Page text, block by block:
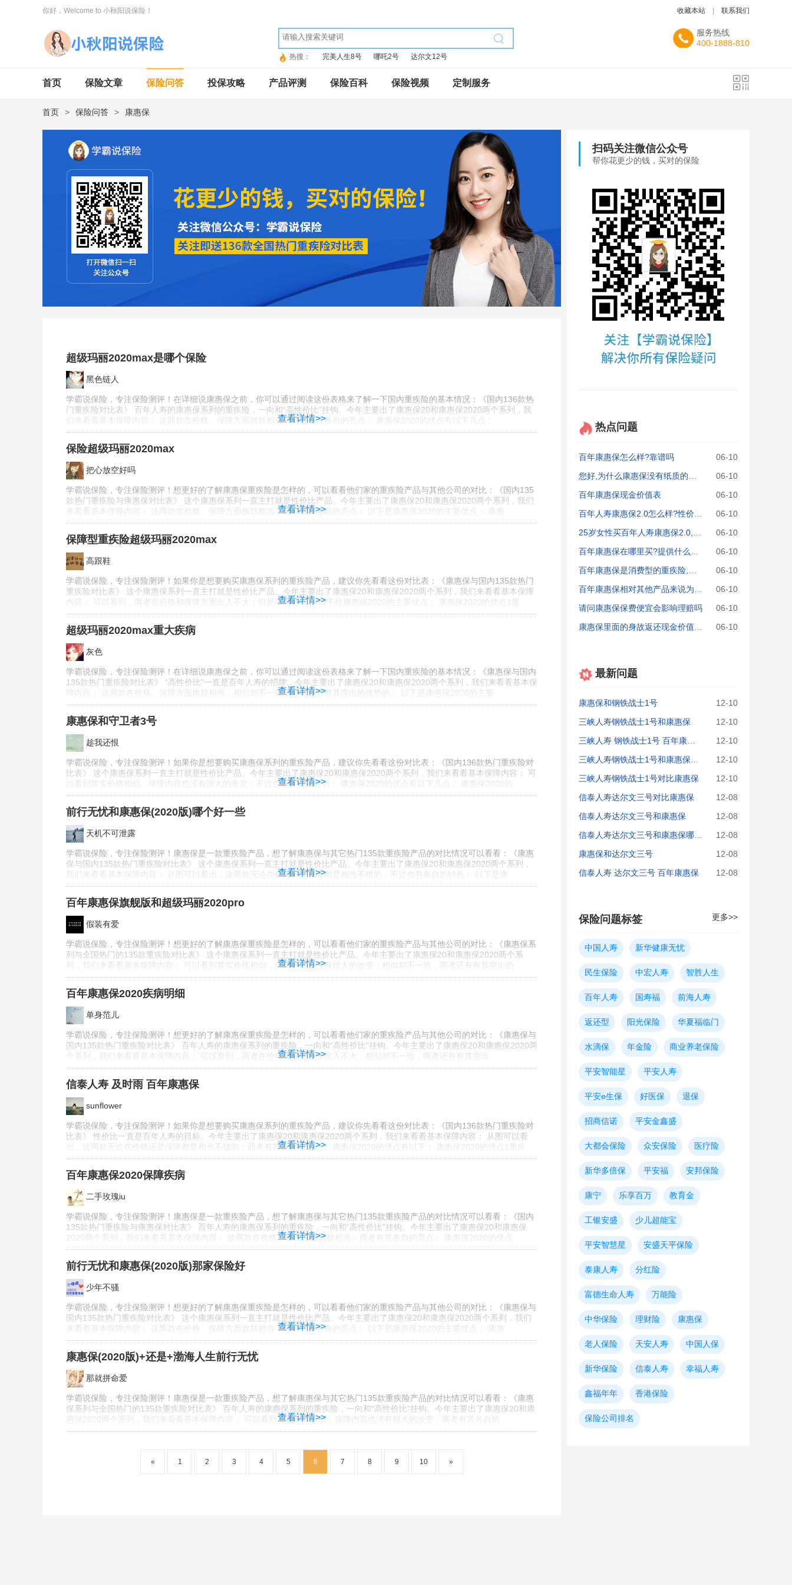
你好，Welcome to 小秋阳说保险！ 收藏本站 联系我们
热搜： 完美人生8号 哪吒2号 达尔文12号
服务热线
400-1888-810
首页 保险文章 保险问答 投保攻略 产品评测 保险百科 保险视频 定制服务
首页 > 保险问答 > 康惠保
超级玛丽2020max是哪个保险
黑色链人
查看详情>>
学霸说保险，专注保险测评！在详细说康惠保之前，你可以通过阅读这份表格来了解一下国内重疾险的基本情况：《国内136款热
门重疾险对比表》 百年人寿的康惠保系列的重疾险，一向和“高性价比”挂钩。今年主要出了康惠保20和康惠保2020两个系列，我
们来看看基本保障内容： 这两款在价格、保障方面旗鼓相当；两者有其各自的亮点： 康惠保2020的优点有以下几点：
保险超级玛丽2020max
把心放空好吗
查看详情>>
学霸说保险，专注保险测评！想更好的了解康惠保重疾险是怎样的，可以看看他们家的重疾险产品与其他公司的对比：《国内135
款热门重疾险与康惠保对比表》 这个康惠保系列一直主打就是性价比产品。今年主要出了康惠保20和康惠保2020两个系列，我们
来看看基本保障内容： 这两款在价格、保障方面旗鼓相当；两者有其各自的亮点： 以下是康惠保2020的主要优点： 康惠
保障型重疾险超级玛丽2020max
高跟鞋
查看详情>>
学霸说保险，专注保险测评！如果你是想要购买康惠保系列的重疾险产品，建议你先看看这份对比表：《康惠保与国内135款热门
重疾险对比表》 这个康惠保系列一直主打就是性价比产品。今年主要出了康惠保20和康惠保2020两个系列，我们来看看基本保障
内容： 可以看到，两者在价格和保障方面出入不大；但是各有特点： 以下是康惠保2020的主要优点： 康惠保2020的优点1重
超级玛丽2020max重大疾病
灰色
查看详情>>
学霸说保险，专注保险测评！在详细说康惠保之前，你可以通过阅读这份表格来了解一下国内重疾险的基本情况：《康惠保与国内
135款热门重疾险对比表》 “高性价比”一直是百年人寿的招牌。今年主要出了康惠保20和康惠保2020两个系列，我们来看看基本保
障内容： 这两款在价格、保障方面旗鼓相当；相似却不一致，两者还有有其突出的优势的： 以下是康惠保2020的主要
康惠保和守卫者3号
趁我还恨
查看详情>>
学霸说保险，专注保险测评！如果你是想要购买康惠保系列的重疾险产品，建议你先看看这份对比表：《国内136款热门重疾险对
比表》 这个康惠保系列一直主打就是性价比产品。今年主要出了康惠保20和康惠保2020两个系列，我们来看看基本保障内容： 可
以看到其实价格相似，保障内容也没有很大的改变；不过也有各自的特色： 康惠保2020的优点有以下几点： 康惠保2020的
前行无忧和康惠保(2020版)哪个好一些
天机不可泄露
查看详情>>
学霸说保险，专注保险测评！康惠保是一款重疾险产品，想了解康惠保与其它热门135款重疾险产品的对比情况可以看看：《康惠
保与国内135款热门重疾险对比表》 这个康惠保系列一直主打就是性价比产品。今年主要出了康惠保20和康惠保2020两个系列，
我们来看看基本保障内容： 从图可以看出，这两款无论在价格还是保障都是相当不错的；不过也有各自的特色： 以下是康
百年康惠保旗舰版和超级玛丽2020pro
假装有爱
查看详情>>
学霸说保险，专注保险测评！想更好的了解康惠保重疾险是怎样的，可以看看他们家的重疾险产品与其他公司的对比：《康惠保系
列与全国热门的135款重疾险对比表》 这个康惠保系列一直主打就是性价比产品。今年主要出了康惠保20和康惠保2020两个系
列，我们来看看基本保障内容： 可以看到其实价格相似，保障内容也没有很大的改变；相似却不一致，两者还有有其突出的
百年康惠保2020疾病明细
单身范儿
查看详情>>
学霸说保险，专注保险测评！想更好的了解康惠保重疾险是怎样的，可以看看他们家的重疾险产品与其他公司的对比：《康惠保与
国内135款热门重疾险对比表》 百年人寿的康惠保系列的重疾险，一向和“高性价比”挂钩。今年主要出了康惠保20和康惠保2020两
个系列，我们来看看基本保障内容： 可以看到，两者在价格和保障方面出入不大；相似却不一致，两者还有有其突出
信泰人寿 及时雨 百年康惠保
sunflower
查看详情>>
学霸说保险，专注保险测评！如果你是想要购买康惠保系列的重疾险产品，建议你先看看这份对比表：《国内136款热门重疾险对
比表》 性价比一直是百年人寿的目标。今年主要出了康惠保20和康惠保2020两个系列，我们来看看基本保障内容： 从图可以看
出，这两款无论在价格还是保障都是相当不错的；两者有其各自的亮点： 康惠保2020的优点有以下： 康惠保2020的优点1重疾
百年康惠保2020保障疾病
二手玫瑰iu
查看详情>>
学霸说保险，专注保险测评！康惠保是一款重疾险产品，想了解康惠保与其它热门135款重疾险产品的对比情况可以看看：《国内
135款热门重疾险与康惠保对比表》 百年人寿的康惠保系列的重疾险，一向和“高性价比”挂钩。今年主要出了康惠保20和康惠保
2020两个系列，我们来看看基本保障内容： 这两款在价格、保障方面旗鼓相当；两者有其各自的亮点： 康惠保2020的优点
前行无忧和康惠保(2020版)那家保险好
少年不骚
查看详情>>
学霸说保险，专注保险测评！想更好的了解康惠保重疾险是怎样的，可以看看他们家的重疾险产品与其他公司的对比：《康惠保与
国内135款热门重疾险对比表》 这个康惠保系列一直主打就是性价比产品。今年主要出了康惠保20和康惠保2020两个系列，我们
来看看基本保障内容： 这两款在价格、保障方面旗鼓相当；两者有其各自的亮点： 以下是康惠保2020的主要优点： 康惠
康惠保(2020版)+还是+渤海人生前行无忧
那就拼命爱
查看详情>>
学霸说保险，专注保险测评！康惠保是一款重疾险产品，想了解康惠保与其它热门135款重疾险产品的对比情况可以看看：《康惠
保系列与全国热门的135款重疾险对比表》 百年人寿的康惠保系列的重疾险，一向和“高性价比”挂钩。今年主要出了康惠保20和康
惠保2020两个系列，我们来看看基本保障内容： 可以看到其实价格相似，保障内容也没有很大的改变；两者有其各自的
« 1 2 3 4 5 6 7 8 9 10 »
扫码关注微信公众号
帮你花更少的钱，买对的保险
热点问题
百年康惠保怎么样?靠谱吗
06-10
06-10
百年康惠保现金价值表
06-10
06-10
06-10
06-10
06-10
06-10
请问康惠保保费便宜会影响理赔吗
06-10
06-10
最新问题
康惠保和钢铁战士1号
12-10
三峡人寿钢铁战士1号和康惠保
12-10
12-10
12-10
三峡人寿钢铁战士1号对比康惠保
12-10
信泰人寿达尔文三号对比康惠保
12-08
信泰人寿达尔文三号和康惠保
12-08
12-08
康惠保和达尔文三号
12-08
信泰人寿 达尔文三号 百年康惠保
12-08
保险问题标签 更多>>
中国人寿 新华健康无忧
民生保险 中宏人寿 智胜人生
百年人寿 国寿福 前海人寿
返还型 阳光保险 华夏福临门
水滴保 年金险 商业养老保险
平安智能星 平安人寿
平安e生保 好医保 退保
招商信诺 平安金鑫盛
大都会保险 众安保险 医疗险
新华多倍保 平安福 安邦保险
康宁 乐享百万 教育金
工银安盛 少儿超能宝
平安智慧星 安盛天平保险
泰康人寿 分红险
富德生命人寿 万能险
中华保险 理财险 康惠保
老人保险 天安人寿 中国人保
新华保险 信泰人寿 幸福人寿
鑫福年年 香港保险
保险公司排名